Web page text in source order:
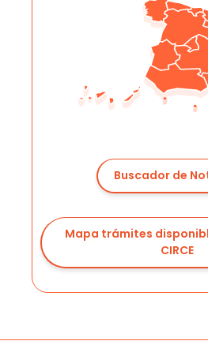
Buscador de
Mapa trámites
CIRCE